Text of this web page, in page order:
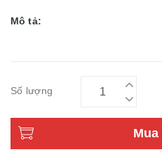
Mô tả:
Số lượng